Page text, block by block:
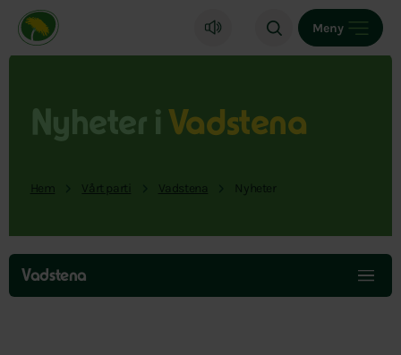
Miljöpartiet de gröna, startsida
Meny
Nyheter i Vadstena
Hem Vårt parti Vadstena Nyheter
Hoppa
över
menyn
Vadstena